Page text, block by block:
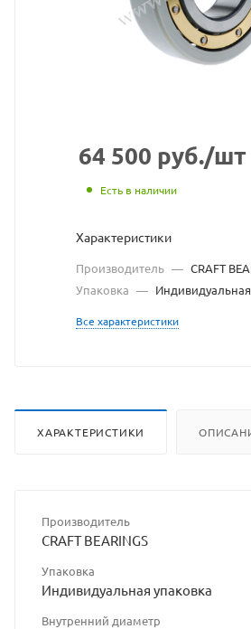
64 500 руб./шт
Есть в наличии
Характеристики
Производитель — CRAFT
Упаковка —
Все характеристики
ХАРАКТЕРИСТИКИ
Производитель
CRAFT BEARINGS
Упаковка
Индивидуальная упаковка
Внутренний диаметр